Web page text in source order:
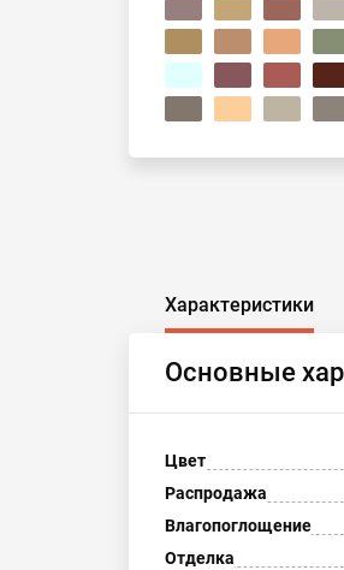
Характеристики
Основные
Цвет
Распродажа
Влагопоглощение
Отделка